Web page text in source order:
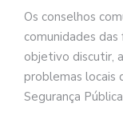
Os conselhos
comunidades
objetivo discutir,
problemas locais
Segurança